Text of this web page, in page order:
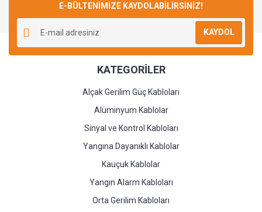
Yorum Yaz
E-BÜLTENİMİZE KAYDOLABİLİRSİNİZ!
KAYDOL
KATEGORİLER
Alçak Gerilim Güç Kabloları
Alüminyum Kablolar
Sinyal ve Kontrol Kabloları
Yangına Dayanıklı Kablolar
Kauçuk Kablolar
Yangın Alarm Kabloları
Orta Gerilim Kabloları